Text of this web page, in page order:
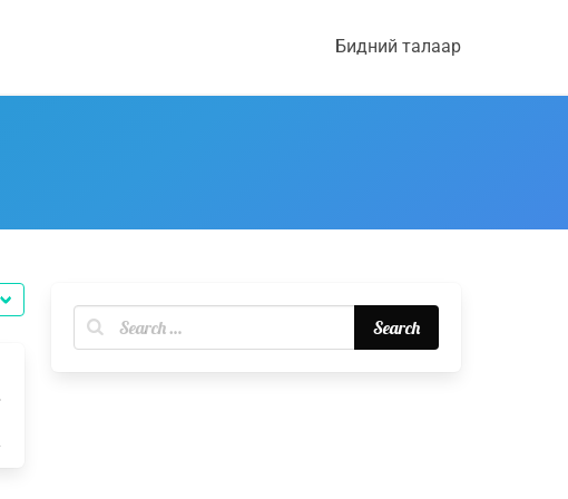
Бидний талаар